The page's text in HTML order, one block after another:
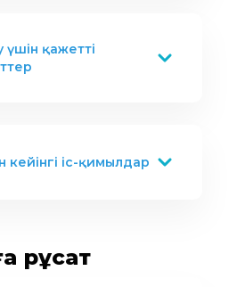
үшін қажетті
кейінгі іс-қимылдар
рұқсат